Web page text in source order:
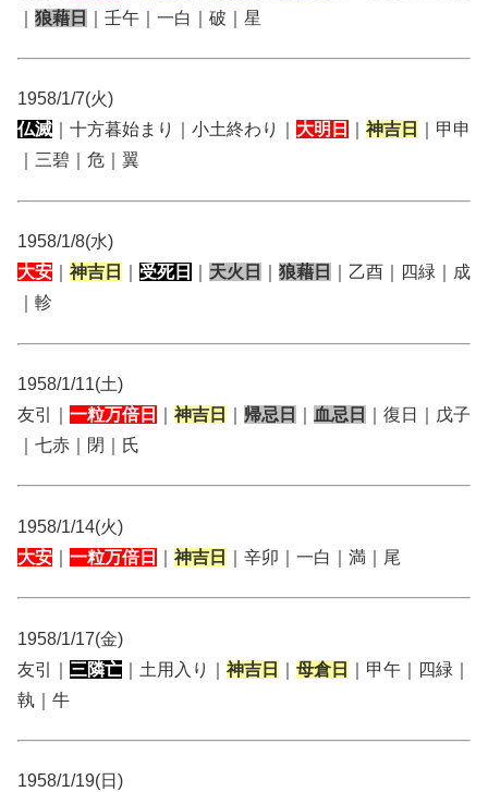
狼藉日 ｜壬午｜一白｜破｜星
1958/1/7(火)
仏滅 ｜十方暮始まり｜小土終わり｜ 大明日 神吉日
｜甲申
｜三碧｜危｜翼
1958/1/8(水)
大安
神吉日 受死日 天火日 狼藉日
｜乙酉｜四緑｜成
｜軫
1958/1/11(土)
友引｜ 一粒万倍日 神吉日 帰忌日 血忌日
｜復日｜戊子
｜七赤｜閉｜氏
1958/1/14(火)
大安
一粒万倍日 神吉日 ｜辛卯｜一白｜満｜尾
1958/1/17(金)
友引｜ 三隣亡 ｜土用入り｜ 神吉日 母倉日
｜甲午｜四緑｜
執｜牛
1958/1/19(日)